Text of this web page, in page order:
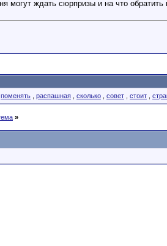
могут ждать сюрпризы и на что
поменять распашная сколько совет стоит
»